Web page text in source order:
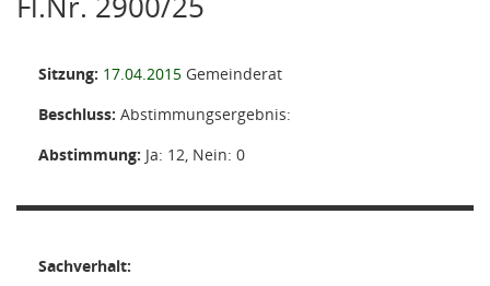
Sitzung: 17.04.2015 Gemeinderat
Beschluss: Abstimmungsergebnis:
Abstimmung: Ja: 12, Nein: 0
Sachverhalt: